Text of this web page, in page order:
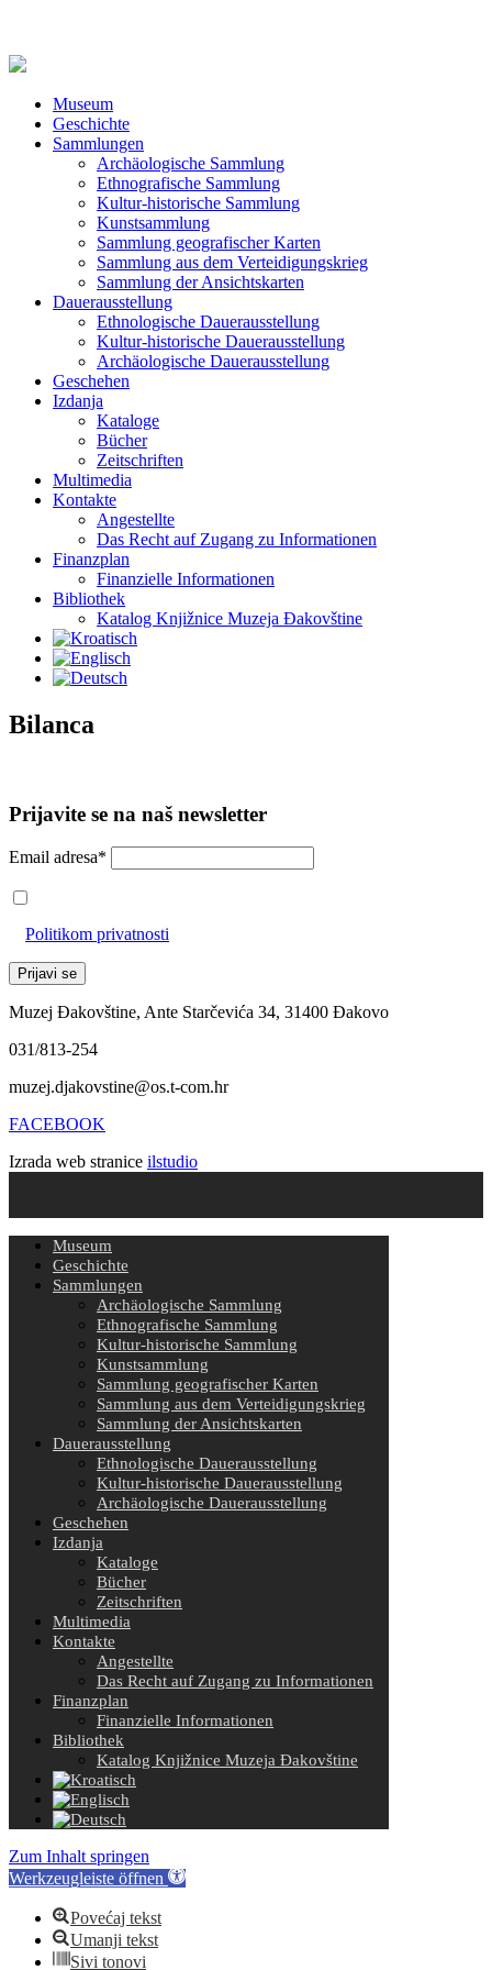
Museum
Geschichte
Sammlungen
Archäologische Sammlung
Ethnografische Sammlung
Kultur-historische Sammlung
Kunstsammlung
Sammlung geografischer Karten
Sammlung aus dem Verteidigungskrieg
Sammlung der Ansichtskarten
Dauerausstellung
Ethnologische Dauerausstellung
Kultur-historische Dauerausstellung
Archäologische Dauerausstellung
Geschehen
Izdanja
Kataloge
Bücher
Zeitschriften
Multimedia
Kontakte
Angestellte
Das Recht auf Zugang zu Informationen
Finanzplan
Finanzielle Informationen
Bibliothek
Katalog Knjižnice Muzeja Đakovštine
Bilanca
Prijavite se na naš newsletter
Email adresa*
Politikom privatnosti
Muzej Đakovštine, Ante Starčevića 34, 31400 Đakovo
031/813-254
muzej.djakovstine@os.t-com.hr
FACEBOOK
Izrada web stranice ilstudio
Museum
Geschichte
Sammlungen
Archäologische Sammlung
Ethnografische Sammlung
Kultur-historische Sammlung
Kunstsammlung
Sammlung geografischer Karten
Sammlung aus dem Verteidigungskrieg
Sammlung der Ansichtskarten
Dauerausstellung
Ethnologische Dauerausstellung
Kultur-historische Dauerausstellung
Archäologische Dauerausstellung
Geschehen
Izdanja
Kataloge
Bücher
Zeitschriften
Multimedia
Kontakte
Angestellte
Das Recht auf Zugang zu Informationen
Finanzplan
Finanzielle Informationen
Bibliothek
Katalog Knjižnice Muzeja Đakovštine
Zum Inhalt springen
Werkzeugleiste öffnen
Povećaj tekst
Umanji tekst
Sivi tonovi